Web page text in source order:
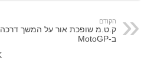
הקודם
ק.ט.מ שופכת אור על המשך דרכה
ב-MotoGP